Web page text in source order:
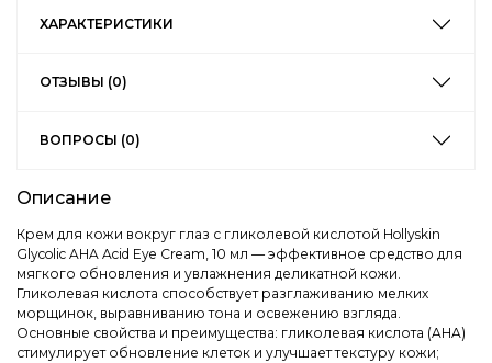
ХАРАКТЕРИСТИКИ
ОТЗЫВЫ (0)
ВОПРОСЫ (0)
Описание
Крем для кожи вокруг глаз с гликолевой кислотой Hollyskin
Glycolic AHA Acid Eye Cream, 10 мл — эффективное средство для
мягкого обновления и увлажнения деликатной кожи.
Гликолевая кислота способствует разглаживанию мелких
морщинок, выравниванию тона и освежению взгляда.
Основные свойства и преимущества: гликолевая кислота (AHA)
стимулирует обновление клеток и улучшает текстуру кожи;